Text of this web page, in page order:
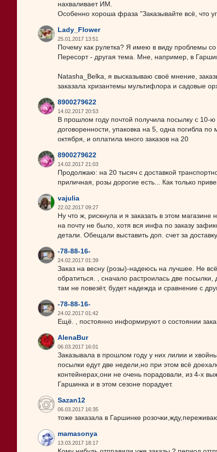
нахваливает ИМ.
Особенно хороша фраза "Заказывайте всё, что
Lady_Flower
25.01.2017 13:51
Почему как рулетка? Я имею в виду проблемы
Пересорт - другая тема. Мне, например, в
Natasha_Belka, я высказываю своё мнение,
заказала хризантемы мультифлора и садовые
8900279622
14.02.2017 20:53
В прошлом году почтой получила посылку с 10-
договоренности, упаковка на 5, одна погибла
октября, и оплатила много заказов на 20
8900279622
14.02.2017 21:03
Продолжаю: на 20 тысяч с доставкой
приличная, розы дорогие есть... Как только
vajulia
22.02.2017 09:27
Ну что ж, рискнула и я заказать в этом
на почту не было, хотя вся инфа по заказу
детали. Обещали выставить доп. счет за
-78-88-16-
24.02.2017 01:39
Заказ на весну (розы)-надеюсь на лучшее. Не
обратиться. , сначало растроилась две
там не повезёт, будет надежда и сравнение с
-78-88-16-
24.02.2017 01:42
Ещё. , постоянно информируют о состоянии
AlenaBur
06.03.2017 16:01
Заказывала в прошлом году у них лилии и
посылки едут две недели,но при этом всё
контейнерах,они не очень порадовали, из 4-х
Гаршинка и в этом сезоне порадует.
Sazan12
06.03.2017 16:35
тоже заказала в Гаршинке
mamasonya
13.03.2017 18:17